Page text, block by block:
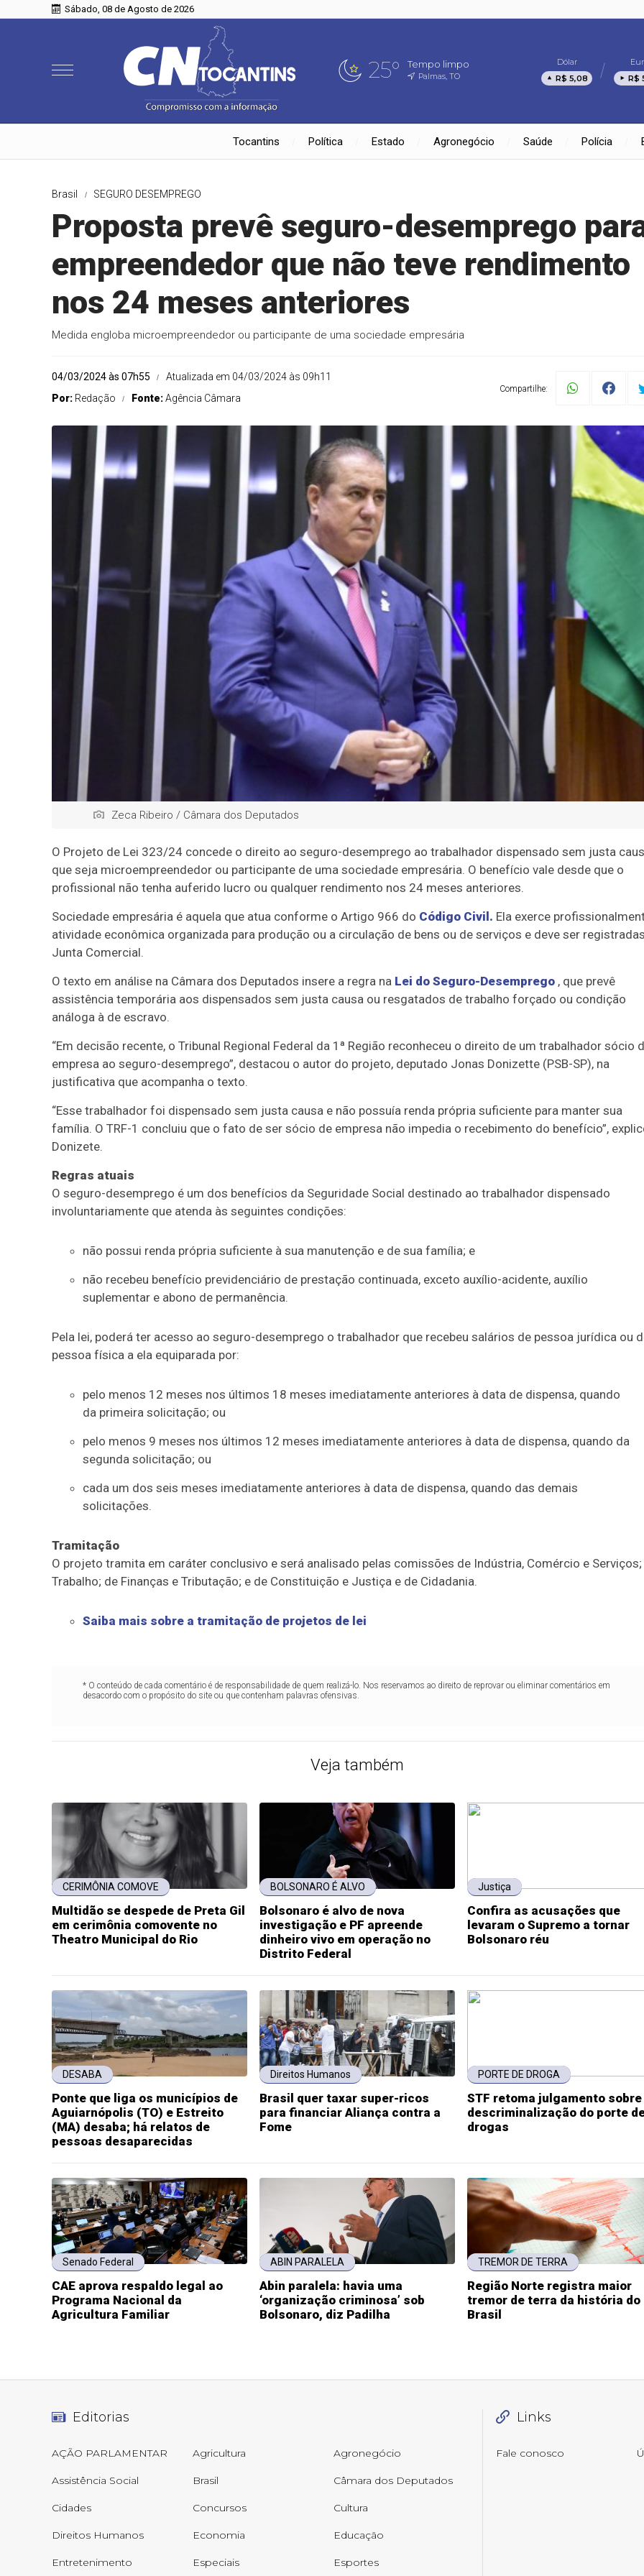
Sábado, 08 de Agosto de 2026
25° Tempo limpo
Palmas, TO
Dólar
R$ 5,08
R$
Tocantins Política Estado Agronegócio Saúde Polícia
Brasil SEGURO DESEMPREGO
Proposta prevê seguro-desemprego
empreendedor que não teve rendimento
nos 24 meses anteriores
Medida engloba microempreendedor ou participante de uma sociedade empresária
04/03/2024 às 07h55
Atualizada em 04/03/2024 às 09h11
Por: Redação Fonte:Agência Câmara
Compartilhe:
Zeca Ribeiro / Câmara dos Deputados
O Projeto de Lei 323/24 concede o direito ao seguro-desemprego ao trabalhador dispensado sem justa
que seja microempreendedor ou participante de uma sociedade empresária. O benefício vale desde que o
profissional não tenha auferido lucro ou qualquer rendimento nos 24 meses anteriores.
Sociedade empresária é aquela que atua conforme o Artigo 966 do Código Civil. Ela exerce
atividade econômica organizada para produção ou a circulação de bens ou de serviços e deve ser
Junta Comercial.
O texto em análise na Câmara dos Deputados insere a regra na Lei do Seguro-Desemprego , que prevê
assistência temporária aos dispensados sem justa causa ou resgatados de trabalho forçado ou condição
análoga à de escravo.
“Em decisão recente, o Tribunal Regional Federal da 1ª Região reconheceu o direito de um trabalhador sócio
empresa ao seguro-desemprego”, destacou o autor do projeto, deputado Jonas Donizette (PSB-SP), na
justificativa que acompanha o texto.
“Esse trabalhador foi dispensado sem justa causa e não possuía renda própria suficiente para manter sua
família. O TRF-1 concluiu que o fato de ser sócio de empresa não impedia o recebimento do benefício”,
Donizete.
Regras atuais
O seguro-desemprego é um dos benefícios da Seguridade Social destinado ao trabalhador dispensado
involuntariamente que atenda às seguintes condições:
não possui renda própria suficiente à sua manutenção e de sua família; e
não recebeu benefício previdenciário de prestação continuada, exceto auxílio-acidente, auxílio
suplementar e abono de permanência.
Pela lei, poderá ter acesso ao seguro-desemprego o trabalhador que recebeu salários de pessoa jurídica ou
pessoa física a ela equiparada por:
pelo menos 12 meses nos últimos 18 meses imediatamente anteriores à data de dispensa, quando
da primeira solicitação; ou
pelo menos 9 meses nos últimos 12 meses imediatamente anteriores à data de dispensa, quando da
segunda solicitação; ou
cada um dos seis meses imediatamente anteriores à data de dispensa, quando das demais
solicitações.
Tramitação
O projeto tramita em caráter conclusivo e será analisado pelas comissões de Indústria, Comércio e
Trabalho; de Finanças e Tributação; e de Constituição e Justiça e de Cidadania.
Saiba mais sobre a tramitação de projetos de lei
* O conteúdo de cada comentário é de responsabilidade de quem realizá-lo. Nos reservamos ao direito de reprovar ou eliminar comentários em
desacordo com o propósito do site ou que contenham palavras ofensivas.
Veja também
CERIMÔNIA COMOVE
Multidão se despede de Preta Gil
em cerimônia comovente no
Theatro Municipal do Rio
BOLSONARO É ALVO
Bolsonaro é alvo de nova
investigação e PF apreende
dinheiro vivo em operação no
Distrito Federal
Justiça
Confira as acusações que
levaram o Supremo a tornar
Bolsonaro réu
DESABA
Ponte que liga os municípios de
Aguiarnópolis (TO) e Estreito
(MA) desaba; há relatos de
pessoas desaparecidas
Direitos Humanos
Brasil quer taxar super-ricos
para financiar Aliança contra a
Fome
PORTE DE DROGA
STF retoma julgamento sobre
descriminalização do porte
drogas
Senado Federal
CAE aprova respaldo legal ao
Programa Nacional da
Agricultura Familiar
ABIN PARALELA
Abin paralela: havia uma
‘organização criminosa’ sob
Bolsonaro, diz Padilha
TREMOR DE TERRA
Região Norte registra maior
tremor de terra da história do
Brasil
Editorias
AÇÃO PARLAMENTAR Agricultura Agronegócio
Assistência Social Brasil Câmara dos Deputados
Cidades Concursos Cultura
Direitos Humanos Economia Educação
Entretenimento Especiais Esportes
Links
Fale conosco